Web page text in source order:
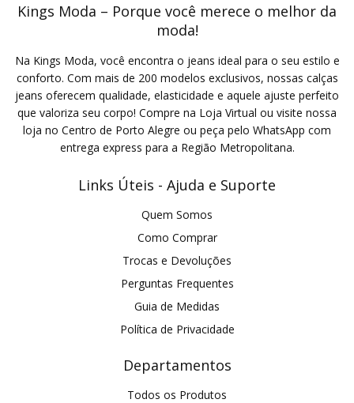
Kings Moda – Porque você merece o melhor da
moda!
Na Kings Moda, você encontra o jeans ideal para o seu estilo e
conforto. Com mais de 200 modelos exclusivos, nossas calças
jeans oferecem qualidade, elasticidade e aquele ajuste perfeito
que valoriza seu corpo! Compre na Loja Virtual ou visite nossa
loja no Centro de Porto Alegre ou peça pelo WhatsApp com
entrega express para a Região Metropolitana.
Links Úteis - Ajuda e Suporte
Quem Somos
Como Comprar
Trocas e Devoluções
Perguntas Frequentes
Guia de Medidas
Política de Privacidade
Departamentos
Todos os Produtos